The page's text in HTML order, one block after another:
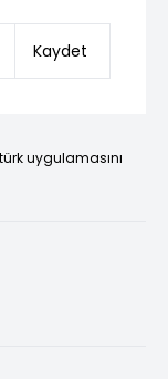
Kaydet
uygulamasını